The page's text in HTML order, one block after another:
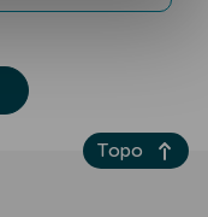
Topo